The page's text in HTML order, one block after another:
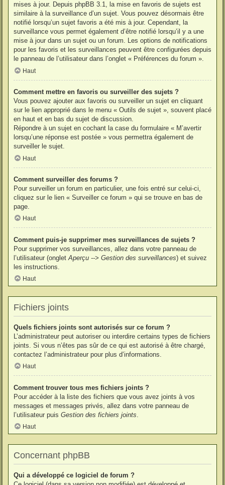
mises à jour. Depuis phpBB 3.1, la mise en favoris de sujets est
similaire à la surveillance d’un sujet. Vous pouvez désormais être
notifié lorsqu’un sujet favoris a été mis à jour. Cependant, la
surveillance vous permet également d’être notifié lorsqu’il y a une
mise à jour dans un sujet ou un forum. Les options de notifications
pour les favoris et les surveillances peuvent être configurées depuis
le panneau de l’utilisateur dans l’onglet « Préférences du forum ».
Haut
Comment mettre en favoris ou surveiller des sujets ?
Vous pouvez ajouter aux favoris ou surveiller un sujet en cliquant
sur le lien approprié dans le menu « Outils de sujet », souvent placé
en haut et en bas du sujet de discussion.
Répondre à un sujet en cochant la case du formulaire « M’avertir
lorsqu’une réponse est postée » vous permettra également de
surveiller le sujet.
Haut
Comment surveiller des forums ?
Pour surveiller un forum en particulier, une fois entré sur celui-ci,
cliquez sur le lien « Surveiller ce forum » qui se trouve en bas de
page.
Haut
Comment puis-je supprimer mes surveillances de sujets ?
Pour supprimer vos surveillances, allez dans votre panneau de
l’utilisateur (onglet Aperçu --> Gestion des surveillances) et suivez
les instructions.
Haut
Fichiers joints
Quels fichiers joints sont autorisés sur ce forum ?
L’administrateur peut autoriser ou interdire certains types de fichiers
joints. Si vous n’êtes pas sûr de ce qui est autorisé à être chargé,
contactez l’administrateur pour plus d’informations.
Haut
Comment trouver tous mes fichiers joints ?
Pour accéder à la liste des fichiers que vous avez joints à vos
messages et messages privés, allez dans votre panneau de
l’utilisateur puis Gestion des fichiers joints
Haut
Concernant phpBB
Qui a développé ce logiciel de forum ?